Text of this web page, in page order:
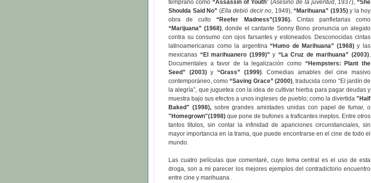
temprano como “Assassin of Youth” (Asesino de la juventud, 1937), “She
Shoulda Said No” (Ella debió decir no, 1949), “Marihuana” (1935)y la hoy
obra de culto “Reefer Madness”(1936).Cintas panfletarias como
“Marijuana” (1968), donde el cantante Sonny Bono pronuncia un alegato
contra su consumo con ojos farsantes y estoneados. Desconocidas cintas
latinoamericanas como la argentina “Humo de Marihuana” (1968)y las
mexicanas “El marihuanero (1999)” y “La Cruz de marihuana” (2003).
Documentales a favor de la legalización como “Hempsters: Plant the
Seed” (2003)y “Grass” (1999). Comedias amables del cine masivo
contemporáneo, como “Saving Grace” (2000), traducida como “El jardín de
la alegría”, que juguetea con la idea de cultivar hierba para pagar deudas y
muestra bajo sus efectos a unos ingleses de pueblo; como la divertida "Half
Baked" (1998),sobre grandes amistades unidas con papel de fumar, o
"Homegrown"(1998) que pone de bufones a traficantes ineptos. Entre otros
tantos títulos, sin contar la infinidad de apariciones circunstanciales, sin
mayor importancia en la trama, que puede encontrarse en el cine de todo el
mundo.
Las cuatro películas que comentaré, cuyo tema central es el uso de esta
droga, son a mi parecer los mejores ejemplos del contradictorio encuentro
entre cine y marihuana .